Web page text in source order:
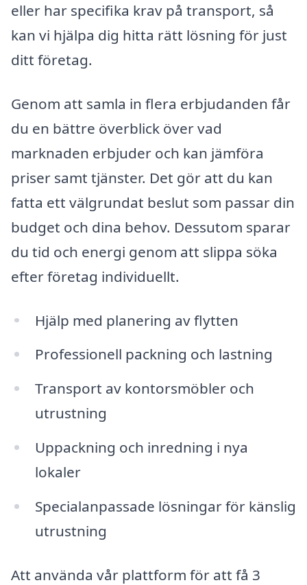
eller har specifika krav på transport, så
kan vi hjälpa dig hitta rätt lösning för just
ditt företag.
Genom att samla in flera erbjudanden får
du en bättre överblick över vad
marknaden erbjuder och kan jämföra
priser samt tjänster. Det gör att du kan
fatta ett välgrundat beslut som passar din
budget och dina behov. Dessutom sparar
du tid och energi genom att slippa söka
efter företag individuellt.
Hjälp med planering av flytten
Professionell packning och lastning
Transport av kontorsmöbler och
utrustning
Uppackning och inredning i nya
lokaler
Specialanpassade lösningar för känslig
utrustning
Att använda vår plattform för att få 3